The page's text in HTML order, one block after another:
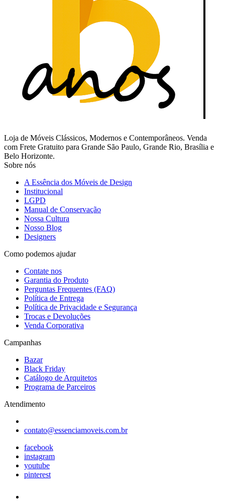
Loja de Móveis Clássicos, Modernos e Contemporâneos. Venda
com Frete Gratuito para Grande São Paulo, Grande Rio, Brasília e
Belo Horizonte.
Sobre nós
A Essência dos Móveis de Design
Institucional
LGPD
Manual de Conservação
Nossa Cultura
Nosso Blog
Designers
Como podemos ajudar
Contate nos
Garantia do Produto
Perguntas Frequentes (FAQ)
Política de Entrega
Política de Privacidade e Segurança
Trocas e Devoluções
Venda Corporativa
Campanhas
Bazar
Black Friday
Catálogo de Arquitetos
Programa de Parceiros
Atendimento
contato@essenciamoveis.com.br
facebook
instagram
youtube
pinterest